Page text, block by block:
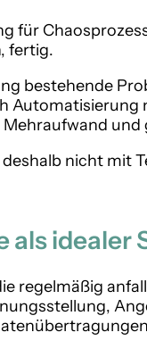
für
fertig.
bestehende
Automatisierung
nicht mit
als idealer
regelmäßig